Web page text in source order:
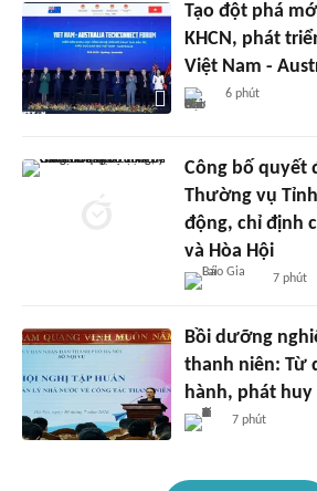
Tạo đột phá
KHCN, phát
Việt Nam -
6 phút
Công bố quyết
Thường vụ
động, chỉ định
và Hòa Hội
7 phút
Bồi dưỡng
thanh niên: Từ
hành, phát huy
7 phút